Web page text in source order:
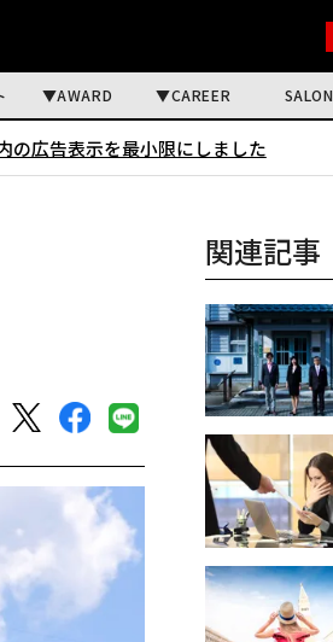
AWARD CAREER SALON
の広告表示を最小限にしました
関連記事